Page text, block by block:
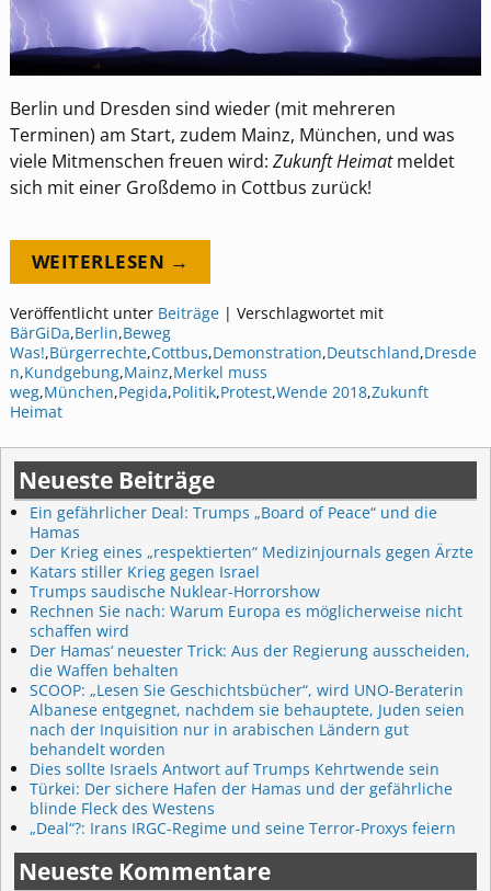
Berlin und Dresden sind wieder (mit mehreren
Terminen) am Start, zudem Mainz, München, und was
viele Mitmenschen freuen wird: Zukunft Heimatmeldet
sich mit einer Großdemo in Cottbus zurück!
WEITERLESEN →
Veröffentlicht unter Beiträge| Verschlagwortet mit
BärGiDa,Berlin,Beweg
Was!,Bürgerrechte,Cottbus,Demonstration,Deutschland,Dresde
n,Kundgebung,Mainz,Merkel muss
weg,München,Pegida,Politik,Protest,Wende 2018,Zukunft
Heimat
Neueste Beiträge
Ein gefährlicher Deal: Trumps „Board of Peace“ und die
Hamas
Der Krieg eines „respektierten“ Medizinjournals gegen Ärzte
Katars stiller Krieg gegen Israel
Trumps saudische Nuklear-Horrorshow
Rechnen Sie nach: Warum Europa es möglicherweise nicht
schaffen wird
Der Hamas‘ neuester Trick: Aus der Regierung ausscheiden,
die Waffen behalten
SCOOP: „Lesen Sie Geschichtsbücher“, wird UNO-Beraterin
Albanese entgegnet, nachdem sie behauptete, Juden seien
nach der Inquisition nur in arabischen Ländern gut
behandelt worden
Dies sollte Israels Antwort auf Trumps Kehrtwende sein
Türkei: Der sichere Hafen der Hamas und der gefährliche
blinde Fleck des Westens
„Deal“?: Irans IRGC-Regime und seine Terror-Proxys feiern
Neueste Kommentare